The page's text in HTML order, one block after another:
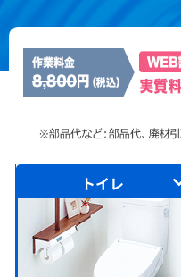
トイレ